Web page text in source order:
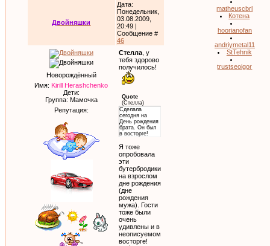
Двойняшки
Дата:
Понедельник,
03.08.2009,
20:49 |
Сообщение #
46
Новорождённый
Имя: Kirill Herashchenko
Дети:
Группа: Мамочка
Репутация:
Стелла , у
тебя здорово
получилось!
Quote
(Стелла)
Сделала
сегодня на
День рождения
брата. Он был
в восторге!
Я тоже
опробовала
эти
бутербродики
на взрослом
дне рождения
(дне
рождения
мужа). Гости
тоже были
очень
удивлены и в
неописуемом
восторге!
matheuscbrl
Котена
hoorianofan
andriymetal11
StTehnik
trustseoigor